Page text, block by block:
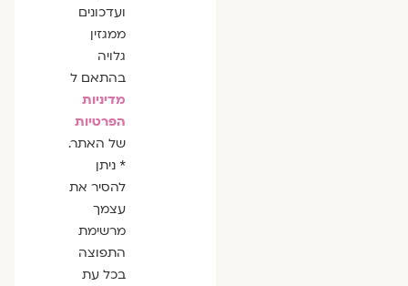
ועדכונים
ממגזין
גלויה
בהתאם ל
מדיניות
הפרטיות
של האתר.
* ניתן
להסיר את
עצמך
מרשימת
התפוצה
בכל עת